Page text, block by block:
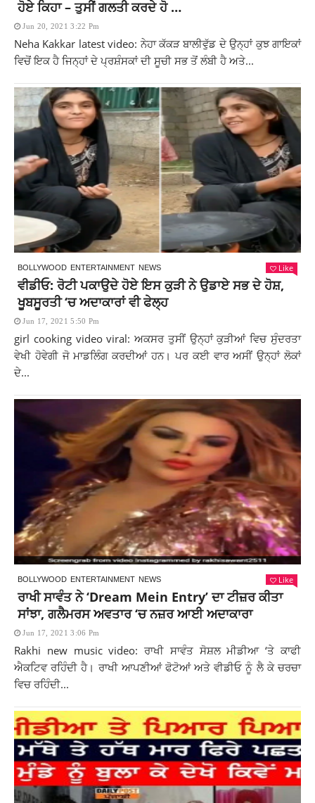
ਹੋਏ ਕਿਹਾ – ਤੁਸੀਂ ਗਲਤੀ ਕਰਦੇ ਹੋ …
Jun 20, 2021 3:22 Pm
Neha Kakkar latest video: ਨੇਹਾ ਕੱਕੜ ਬਾਲੀਵੁੱਡ ਦੇ ਉਨ੍ਹਾਂ ਕੁਝ ਗਾਇਕਾਂ
ਵਿਚੋਂ ਇਕ ਹੈ ਜਿਨ੍ਹਾਂ ਦੇ ਪ੍ਰਸ਼ੰਸਕਾਂ ਦੀ ਸੂਚੀ ਸਭ ਤੋਂ ਲੰਬੀ ਹੈ ਅਤੇ...
BOLLYWOOD ENTERTAINMENT NEWS Like
ਵੀਡੀਓ: ਰੋਟੀ ਪਕਾਉਦੇ ਹੋਏ ਇਸ ਕੁੜੀ ਨੇ ਉਡਾਏ ਸਭ ਦੇ ਹੋਸ਼,
ਖੂਬਸੂਰਤੀ ‘ਚ ਅਦਾਕਾਰਾਂ ਵੀ ਫੇਲ੍ਹ
Jun 17, 2021 5:50 Pm
girl cooking video viral: ਅਕਸਰ ਤੁਸੀਂ ਉਨ੍ਹਾਂ ਕੁੜੀਆਂ ਵਿਚ ਸੁੰਦਰਤਾ
ਵੇਖੀ ਹੋਵੇਗੀ ਜੋ ਮਾਡਲਿੰਗ ਕਰਦੀਆਂ ਹਨ। ਪਰ ਕਈ ਵਾਰ ਅਸੀਂ ਉਨ੍ਹਾਂ ਲੋਕਾਂ
ਦੇ...
BOLLYWOOD ENTERTAINMENT NEWS Like
ਰਾਖੀ ਸਾਵੰਤ ਨੇ ‘Dream Mein Entry’ ਦਾ ਟੀਜ਼ਰ ਕੀਤਾ
ਸਾਂਝਾ, ਗਲੈਮਰਸ ਅਵਤਾਰ ‘ਚ ਨਜ਼ਰ ਆਈ ਅਦਾਕਾਰਾ
Jun 17, 2021 3:06 Pm
Rakhi new music video: ਰਾਖੀ ਸਾਵੰਤ ਸੋਸ਼ਲ ਮੀਡੀਆ ‘ਤੇ ਕਾਫੀ
ਐਕਟਿਵ ਰਹਿੰਦੀ ਹੈ। ਰਾਖੀ ਆਪਣੀਆਂ ਫੋਟੋਆਂ ਅਤੇ ਵੀਡੀਓ ਨੂੰ ਲੈ ਕੇ ਚਰਚਾ
ਵਿਚ ਰਹਿੰਦੀ...